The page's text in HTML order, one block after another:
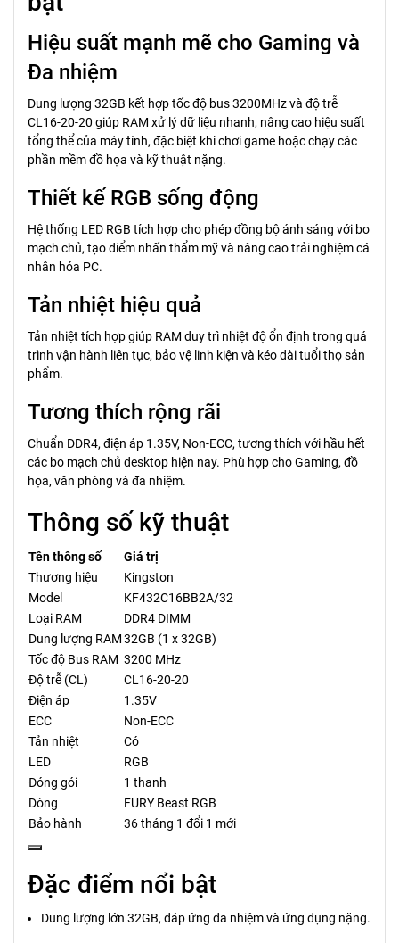
Hiệu suất mạnh mẽ cho Gaming và
Đa nhiệm
Dung lượng 32GB kết hợp tốc độ bus 3200MHz và độ trễ
CL16-20-20 giúp RAM xử lý dữ liệu nhanh, nâng cao hiệu suất
tổng thể của máy tính, đặc biệt khi chơi game hoặc chạy các
phần mềm đồ họa và kỹ thuật nặng.
Thiết kế RGB sống động
Hệ thống LED RGB tích hợp cho phép đồng bộ ánh sáng với bo
mạch chủ, tạo điểm nhấn thẩm mỹ và nâng cao trải nghiệm cá
nhân hóa PC.
Tản nhiệt hiệu quả
Tản nhiệt tích hợp giúp RAM duy trì nhiệt độ ổn định trong quá
trình vận hành liên tục, bảo vệ linh kiện và kéo dài tuổi thọ sản
phẩm.
Tương thích rộng rãi
Chuẩn DDR4, điện áp 1.35V, Non-ECC, tương thích với hầu hết
các bo mạch chủ desktop hiện nay. Phù hợp cho Gaming, đồ
họa, văn phòng và đa nhiệm.
Thông số kỹ thuật
Tên thông số
Giá trị
Thương hiệu
Kingston
Model
KF432C16BB2A/32
Loại RAM
DDR4 DIMM
Dung lượng RAM32GB (1 x 32GB)
Tốc độ Bus RAM 3200 MHz
Độ trễ (CL)
CL16-20-20
Điện áp
1.35V
ECC
Non-ECC
Tản nhiệt
Có
LED
RGB
Đóng gói
1 thanh
Dòng
FURY Beast RGB
Bảo hành
36 tháng 1 đổi 1 mới
Đặc điểm nổi bật
Dung lượng lớn 32GB, đáp ứng đa nhiệm và ứng dụng nặng.